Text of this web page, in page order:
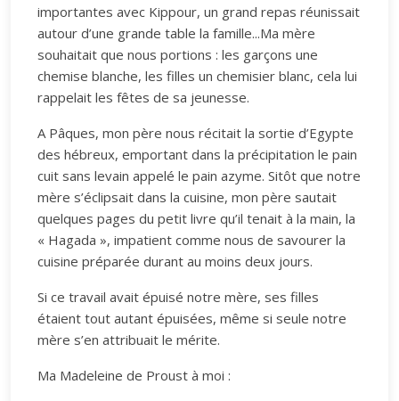
importantes avec Kippour, un grand repas réunissait
autour d’une grande table la famille...Ma mère
souhaitait que nous portions : les garçons une
chemise blanche, les filles un chemisier blanc, cela lui
rappelait les fêtes de sa jeunesse.
A Pâques, mon père nous récitait la sortie d’Egypte
des hébreux, emportant dans la précipitation le pain
cuit sans levain appelé le pain azyme. Sitôt que notre
mère s’éclipsait dans la cuisine, mon père sautait
quelques pages du petit livre qu’il tenait à la main, la
« Hagada », impatient comme nous de savourer la
cuisine préparée durant au moins deux jours.
Si ce travail avait épuisé notre mère, ses filles
étaient tout autant épuisées, même si seule notre
mère s’en attribuait le mérite.
Ma Madeleine de Proust à moi :